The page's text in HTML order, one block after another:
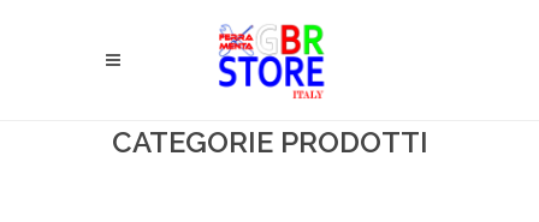
CATEGORIE PRODOTTI